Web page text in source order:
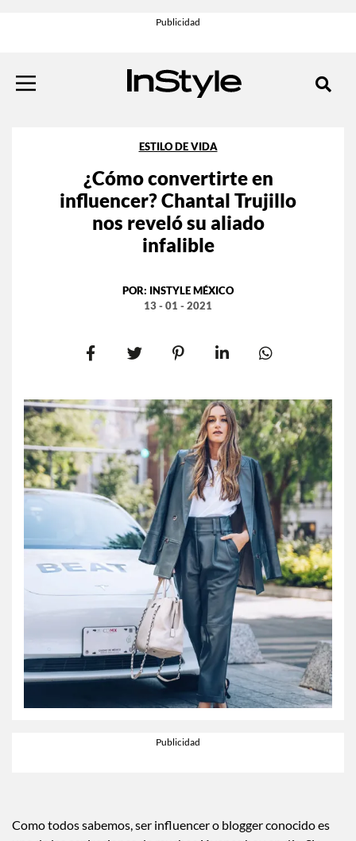
ESTILO DE VIDA
¿Cómo convertirte en
influencer? Chantal Trujillo
nos reveló su aliado
infalible
POR: INSTYLE MÉXICO
13 - 01 - 2021
Como todos sabemos, ser influencer o blogger conocido es